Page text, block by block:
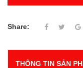
Share:
THÔNG TIN SẢN